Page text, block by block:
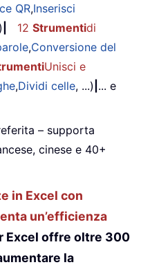
QR,Inserisci
12 Strumentidi
,Conversione del
Unisci e
,Dividi celle, ...) ... e
– supporta
cinese e 40+
in Excel con
un’efficienza
Excel offre oltre 300
la